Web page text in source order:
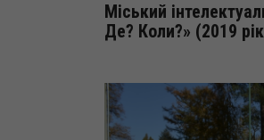
Міський
Де? Коли?» (2019